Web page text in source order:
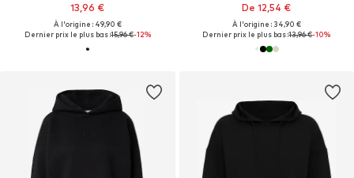
13,96 €
À l'origine : 49,90 €
Dernier prix le plus bas :15,96 €-12%
De 12,54 €
À l'origine : 34,90 €
Dernier prix le plus bas :13,96 €-10%